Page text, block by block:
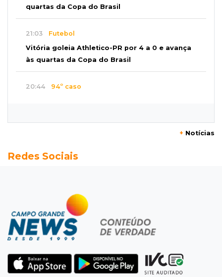
quartas da Copa do Brasil
21:03 Futebol
Vitória goleia Athletico-PR por 4 a 0 e avança
às quartas da Copa do Brasil
20:44 94º caso
Veja as dezenas de hoje na Mega-Sena, Quina,
Balcão de empregos
Semana termina com 913 vagas de trabalho
abertas em 114 funções
Em visita à Feira Central, Riedel volta a
prometer apoio para revitalização
+ Notícias
Redes Sociais